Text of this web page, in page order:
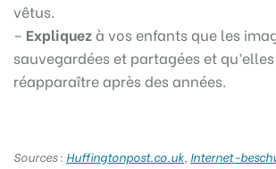
vêtus.
– Expliquezà vos enfants que les
sauvegardées et partagées et
réapparaître après des années.
Sources : Huffingtonpost.co.uk, Internet-